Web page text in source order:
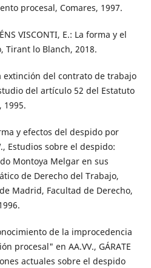
procesal, Comares, 1997.
VISCONTI, E.: La forma y el
Tirant lo Blanch, 2018.
extinción del contrato de trabajo
del artículo 52 del Estatuto
1995.
y efectos del despido por
Estudios sobre el despido:
Montoya Melgar en sus
de Derecho del Trabajo,
Madrid, Facultad de Derecho,
de la improcedencia
procesal" en AA.VV., GÁRATE
actuales sobre el despido